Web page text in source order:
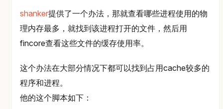
shanker提供了一个办法，那就查看哪些进程使用的物
理内存最多，就找到该进程打开的文件，然后用
fincore查看这些文件的缓存使用率。
这个办法在大部分情况下都可以找到占用cache较多的
程序和进程。
他的这个脚本如下：